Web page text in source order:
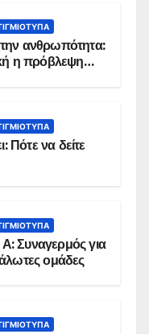
την ανθρωπότητα:
η πρόβλεψη…
Πότε να δείτε
Συναγερμός για
ομάδες